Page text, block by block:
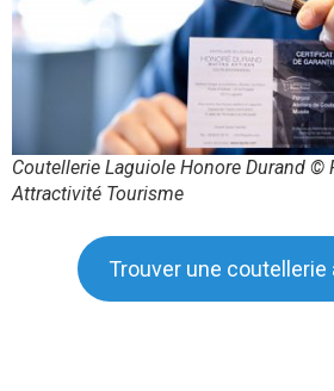
Coutellerie Laguiole Honore Durand ©
Attractivité Tourisme
Trouver une coutellerie